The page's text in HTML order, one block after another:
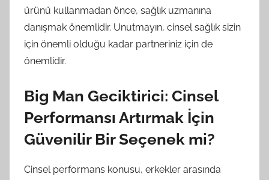
ürünü kullanmadan önce, sağlık uzmanına
danışmak önemlidir. Unutmayın, cinsel sağlık sizin
için önemli olduğu kadar partneriniz için de
önemlidir.
Big Man Geciktirici: Cinsel
Performansı Artırmak İçin
Güvenilir Bir Seçenek mi?
Cinsel performans konusu, erkekler arasında